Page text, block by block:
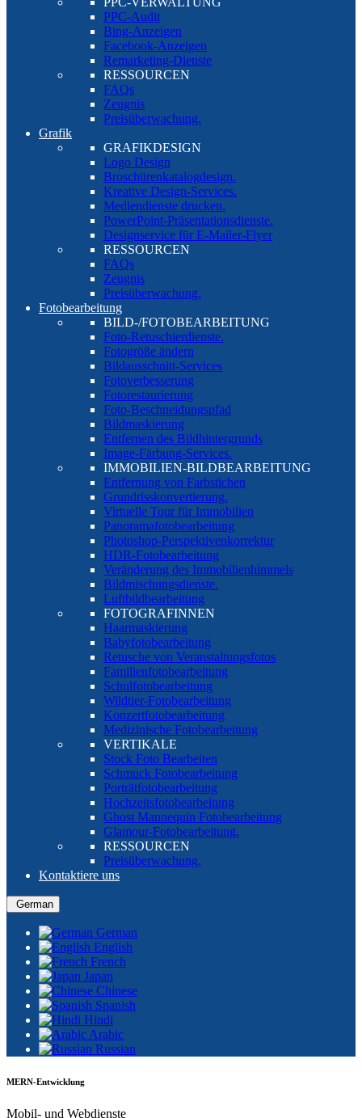
PPC-Audit
Bing-Anzeigen
Facebook-Anzeigen
Remarketing-Dienste
RESSOURCEN
FAQs
Zeugnis
Preisüberwachung.
Grafik
GRAFIKDESIGN
Logo Design
Broschürenkatalogdesign.
Kreative Design-Services.
Mediendienste drucken.
PowerPoint-Präsentationsdienste.
Designservice für E-Mailer-Flyer
RESSOURCEN
FAQs
Zeugnis
Preisüberwachung.
Fotobearbeitung
BILD-/FOTOBEARBEITUNG
Foto-Retuschierdienste.
Fotogröße ändern
Bildausschnitt-Services
Fotoverbesserung
Fotorestaurierung
Foto-Beschneidungspfad
Bildmaskierung
Entfernen des Bildhintergrunds
Image-Färbung-Services.
IMMOBILIEN-BILDBEARBEITUNG
Entfernung von Farbstichen
Grundrisskonvertierung.
Virtuelle Tour für Immobilien
Panoramafotobearbeitung
Photoshop-Perspektivenkorrektur
HDR-Fotobearbeitung
Veränderung des Immobilienhimmels
Bildmischungsdienste.
Luftbildbearbeitung
FOTOGRAFINNEN
Haarmaskierung
Babyfotobearbeitung
Retusche von Veranstaltungsfotos
Familienfotobearbeitung
Schulfotobearbeitung
Wildtier-Fotobearbeitung
Konzertfotobearbeitung
Medizinische Fotobearbeitung
VERTIKALE
Stock Foto Bearbeiten
Schmuck Fotobearbeitung
Porträtfotobearbeitung
Hochzeitsfotobearbeitung
Ghost Mannequin Fotobearbeitung
Glamour-Fotobearbeitung.
RESSOURCEN
Preisüberwachung.
Kontaktiere uns
German
German
English
French
Japan
Chinese
Spanish
Hindi
Arabic
Russian
MERN-Entwicklung
Mobil- und Webdienste